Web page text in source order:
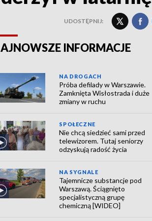
UDOSTĘPNIJ:
INFORMACJE
NA DROGACH
Próba defilady w Warszawie.
Zamknięta Wisłostrada i duże
zmiany w ruchu
SPOŁECZNE
Nie chcą siedzieć sami przed
telewizorem. Tutaj seniorzy
odzyskują radość życia
NA SYGNALE
Tajemnicze substancje pod
Warszawą. Ściągnięto
specjalistyczną grupę
chemiczną [WIDEO]